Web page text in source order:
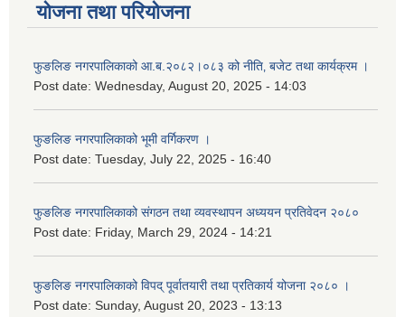
योजना तथा परियोजना
फुङलिङ नगरपालिकाको आ.ब.२०८२।०८३ को नीति‚ बजेट तथा कार्यक्रम ।
Post date: Wednesday, August 20, 2025 - 14:03
फुङलिङ नगरपालिकाको भूमी वर्गिकरण ।
Post date: Tuesday, July 22, 2025 - 16:40
फुङलिङ नगरपालिकाको संगठन तथा व्यवस्थापन अध्ययन प्रतिवेदन २०८०
Post date: Friday, March 29, 2024 - 14:21
फुङलिङ नगरपालिकाको विपद् पूर्वातयारी तथा प्रतिकार्य योजना २०८० ।
Post date: Sunday, August 20, 2023 - 13:13